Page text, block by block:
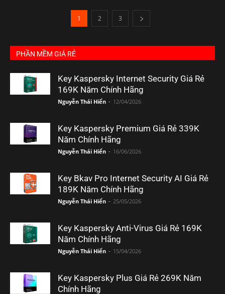
1 2 3
PHẦN MỀM GIÁ RẺ
Key Kaspersky Internet Security Giá Rẻ
169K Năm Chính Hãng
Nguyễn Thái Hiển - 12/04/2026
Key Kaspersky Premium Giá Rẻ 339K
Năm Chính Hãng
Nguyễn Thái Hiển - 16/06/2026
Key Bkav Pro Internet Security AI Giá Rẻ
189K Năm Chính Hãng
Nguyễn Thái Hiển - 25/05/2026
Key Kaspersky Anti-Virus Giá Rẻ 169K
Năm Chính Hãng
Nguyễn Thái Hiển - 15/04/2026
Key Kaspersky Plus Giá Rẻ 269K Năm
Chính Hãng